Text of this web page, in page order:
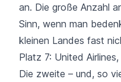
an. Die große Anzahl
Sinn, wenn man
kleinen Landes fast
Platz 7: United
Die zweite – und, so